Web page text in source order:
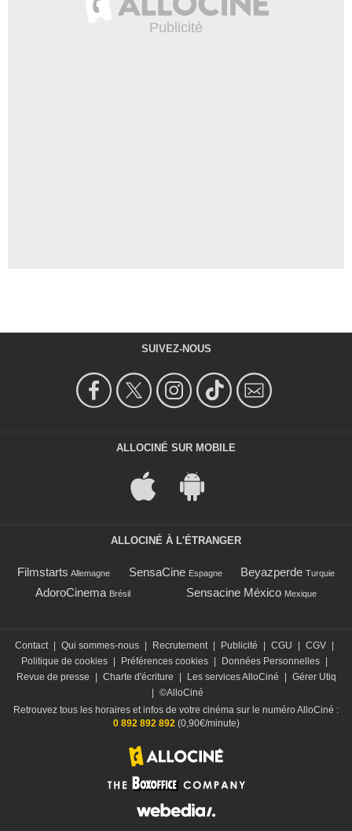
SUIVEZ-NOUS
ALLOCINÉ SUR MOBILE
ALLOCINÉ À L'ÉTRANGER
Filmstarts Allemagne SensaCine Espagne Beyazperde Turquie
AdoroCinema Brésil Sensacine México Mexique
Contact Qui sommes-nous Recrutement Publicité CGU CGV
Politique de cookies
Préférences cookies Données Personnelles
Revue de presse
Charte d'écriture Les services AlloCiné
Gérer Utiq
©AlloCiné
Retrouvez tous les horaires et infos de votre cinéma sur le numéro AlloCiné :
0 892 892 892(0,90€/minute)